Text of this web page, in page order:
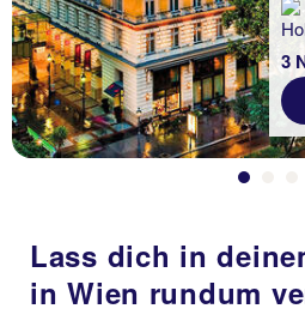
3
Lass dich in
in Wien rundum